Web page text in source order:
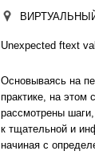
Unexpected ftext
Основываясь на
практике, на этом
рассмотрены
к тщательной и
начиная с